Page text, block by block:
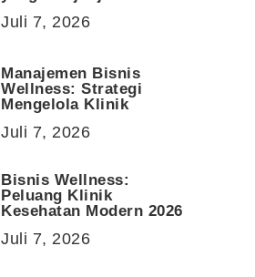
Juli 7, 2026
Manajemen Bisnis
Wellness: Strategi
Mengelola Klinik
Juli 7, 2026
Bisnis Wellness:
Peluang Klinik
Kesehatan Modern 2026
Juli 7, 2026